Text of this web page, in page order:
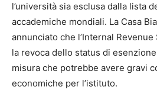
l’università sia esclusa dalla lista
accademiche mondiali. La Casa
annunciato che l’Internal
la revoca dello status di
misura che potrebbe avere gravi
economiche per l’istituto.